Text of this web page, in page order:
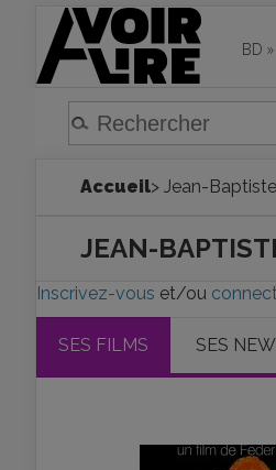
BD »
Accueil> Jean-
JEAN-
Inscrivez-vous et/ou
SES FILMS SES